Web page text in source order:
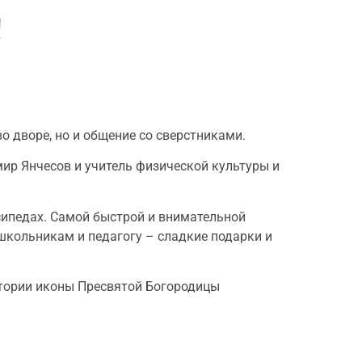
дворе, но и общение со сверстниками.
Янчесов и учитель физической культуры и
Самой быстрой и внимательной
и педагогу – сладкие подарки и
иконы Пресвятой Богородицы